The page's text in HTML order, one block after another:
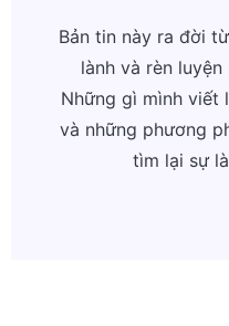
Bản tin này ra đời
lành và rèn
Những gì mình viết
và những phương
tìm lại sự